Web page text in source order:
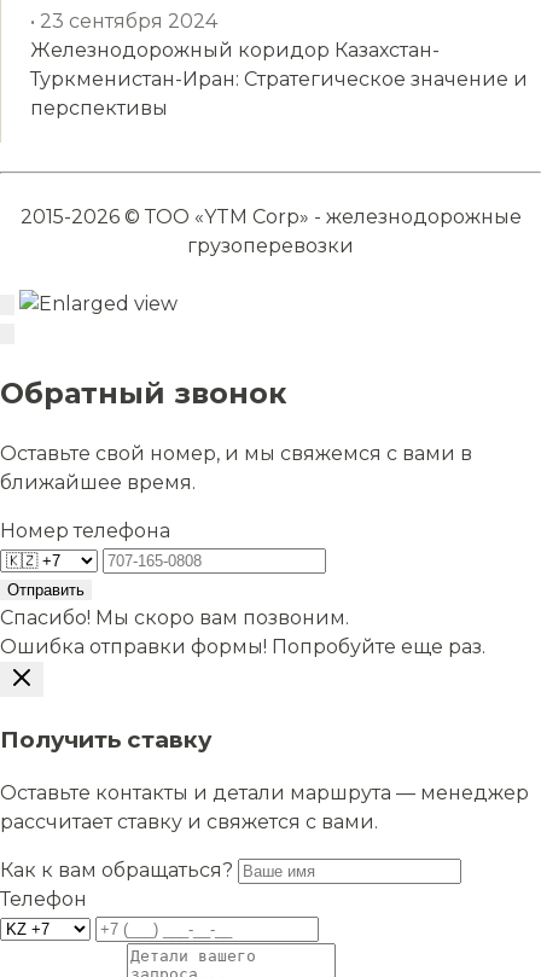
• 23 сентября 2024
Железнодорожный коридор Казахстан-
Туркменистан-Иран: Стратегическое значение и
перспективы
2015-2026 © ТОО «YTM Corp» - железнодорожные
грузоперевозки
Обратный звонок
Оставьте свой номер, и мы свяжемся с вами в
ближайшее время.
Номер телефона
Отправить
Спасибо! Мы скоро вам позвоним.
Ошибка отправки формы! Попробуйте еще раз.
Получить ставку
Оставьте контакты и детали маршрута — менеджер
рассчитает ставку и свяжется с вами.
Как к вам обращаться?
Телефон